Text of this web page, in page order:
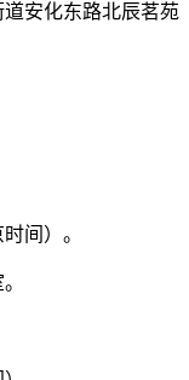
安化东路北辰茗苑
间）。
。